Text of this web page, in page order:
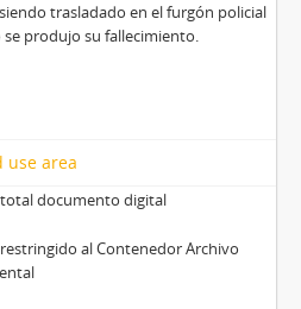
trasladado en el furgón policial
se produjo su fallecimiento.
use area
total documento digital
al Contenedor Archivo